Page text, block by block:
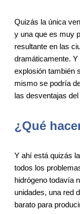
Quizás la única
y una que es muy
resultante en las
dramáticamente.
explosión también
mismo se podría
las desventajas
¿Qué
Y ahí está quizás
todos los
hidrógeno todavía
unidades, una red
barato para